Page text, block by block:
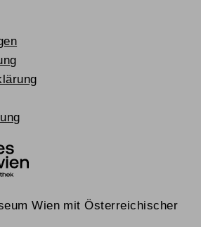
Wien mit Österreichischer